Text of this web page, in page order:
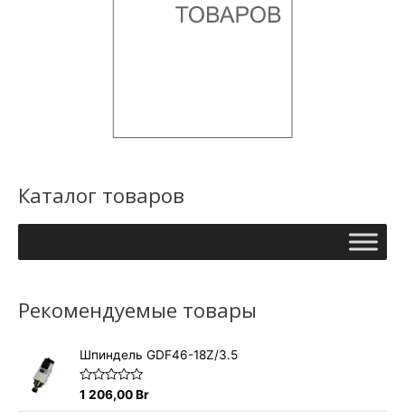
Каталог товаров
Рекомендуемые товары
Шпиндель GDF46-18Z/3.5
О
1 206,00Br